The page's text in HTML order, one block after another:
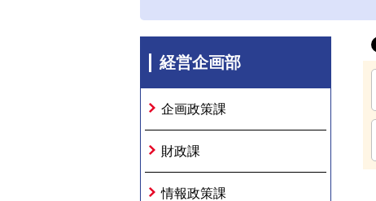
経営企画部
企画政策課
財政課
情報政策課